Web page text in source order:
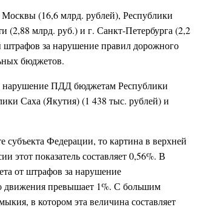
(16,6 млрд. рублей), Республики
(2,88 млрд. руб.) и г. Санкт-Петербурга (2,2
за нарушение правил дорожного
бюджетов.
нарушение ПДД бюджетам Республики
Саха (Якутия) (1 438 тыс. рублей) и
Федерации, то картина в верхней
этот показатель составляет 0,56%. В
от штрафов за нарушение
движения превышает 1%. С большим
в котором эта величина составляет